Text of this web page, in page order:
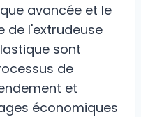
avancée et le
de l'extrudeuse
sont
de
et
économiques